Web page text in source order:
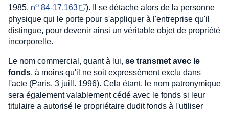
1985, no 84-17.163
). Il se détache alors de la personne
physique qui le porte pour s'appliquer à l'entreprise qu'il
distingue, pour devenir ainsi un véritable objet de propriété
incorporelle.
Le nom commercial, quant à lui, se transmet avec le
fonds, à moins qu'il ne soit expressément exclu dans
l'acte (Paris, 3 juill. 1996). Cela étant, le nom patronymique
sera également valablement cédé avec le fonds si leur
titulaire a autorisé le propriétaire dudit fonds à l'utiliser